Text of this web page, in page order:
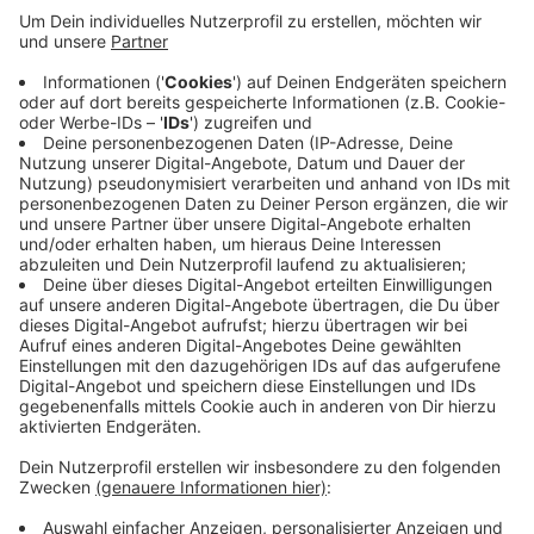
Ab ins Freibad gehts auch ab morgen in Mettmann:
Nachdem es zwischenzeitlich noch Unsicherheit gab
ob das Naturfreibad Mettmann morgen öffnen kann,
gibt es jetzt grünes Licht. Anfang der Woche hatte
eine Wasserprobe noch einen Grenzwert leicht
überschritten, weshalb weitere Untersuchungen nötig
waren. Heute kamen die neuen Testergebnisse. Die
jetzt vorliegenden Ergebnisse sind laut Stadt
einwandfrei.
Anzeige